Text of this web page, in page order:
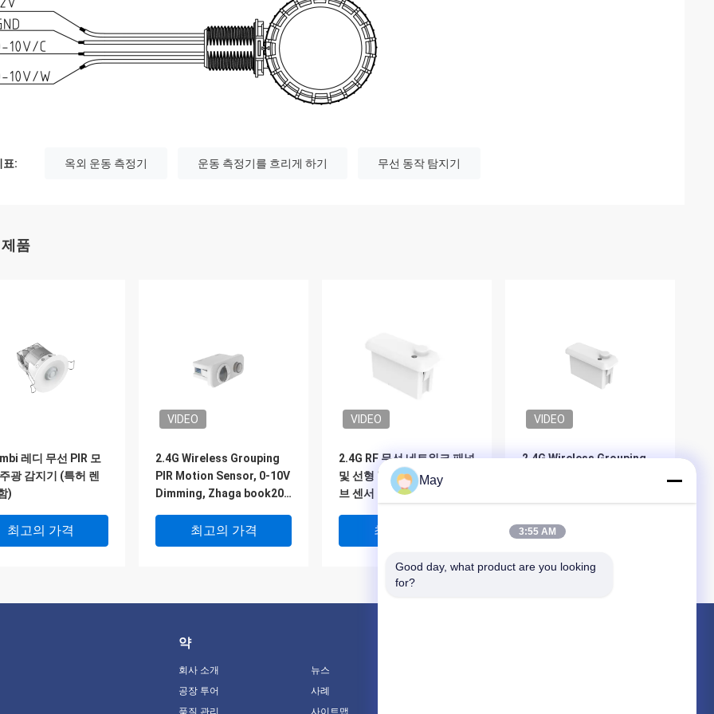
표: 옥외 운동 측정기 운동 측정기를 흐리게 하기 무선 동작 탐지기
품
레디 무선 PIR 모
광 감지기 (특허 렌
)
최고의 가격
VIDEO
2.4G Wireless Grouping
PIR Motion Sensor, 0-10V
Dimming, Zhaga book20
최고의 가격
VIDEO
2.4G RF 무선 네트워크 패널
및 선형 빛의 마이크로 웨이
브 센서
최고의 가격
VIDEO
2.4G Wireless Grouping
최고의 가격
약
회사 소개
공장 투어
품질 관리
뉴스
사례
사이트맵
May
3:55 AM
Good day, what product are you looking
for?